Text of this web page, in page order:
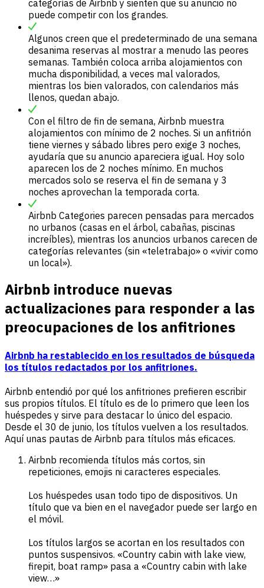
categorías de Airbnb y sienten que su anuncio no
puede competir con los grandes.
Algunos creen que el predeterminado de una semana
desanima reservas al mostrar a menudo las peores
semanas. También coloca arriba alojamientos con
mucha disponibilidad, a veces mal valorados,
mientras los bien valorados, con calendarios más
llenos, quedan abajo.
Con el filtro de fin de semana, Airbnb muestra
alojamientos con mínimo de 2 noches. Si un anfitrión
tiene viernes y sábado libres pero exige 3 noches,
ayudaría que su anuncio apareciera igual. Hoy solo
aparecen los de 2 noches mínimo. En muchos
mercados solo se reserva el fin de semana y 3
noches aprovechan la temporada corta.
Airbnb Categories parecen pensadas para mercados
no urbanos (casas en el árbol, cabañas, piscinas
increíbles), mientras los anuncios urbanos carecen de
categorías relevantes (sin «teletrabajo» o «vivir como
un local»).
Airbnb introduce nuevas
actualizaciones para responder a las
preocupaciones de los anfitriones
Airbnb ha restablecido en los resultados de búsqueda
los títulos redactados por los anfitriones.
Airbnb entendió por qué los anfitriones prefieren escribir
sus propios títulos. El título es de lo primero que leen los
huéspedes y sirve para destacar lo único del espacio.
Desde el 30 de junio, los títulos vuelven a los resultados.
Aquí unas pautas de Airbnb para títulos más eficaces.
Airbnb recomienda títulos más cortos, sin
repeticiones, emojis ni caracteres especiales.
Los huéspedes usan todo tipo de dispositivos. Un
título que va bien en el navegador puede ser largo en
el móvil.
Los títulos largos se acortan en los resultados con
puntos suspensivos. «Country cabin with lake view,
firepit, boat ramp» pasa a «Country cabin with lake
view…»